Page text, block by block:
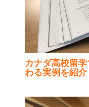
カナダ高校留
わる実例を紹介